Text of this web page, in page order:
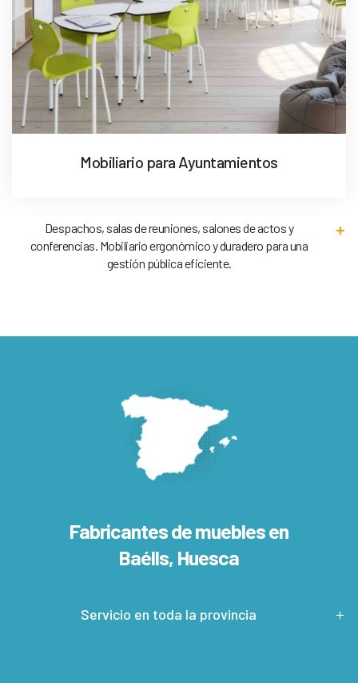
Mobiliario para Ayuntamientos
Despachos, salas de reuniones, salones de actos y
conferencias. Mobiliario ergonómico y duradero para una
gestión pública eficiente.
Fabricantes de muebles en
Baélls, Huesca
Servicio en toda la provincia